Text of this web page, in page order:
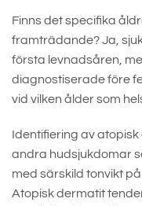
Finns det specifika
framträdande? Ja,
första levnadsåren,
diagnostiserade före
vid vilken ålder som
Identifiering av
andra hudsjukdomar
med särskild tonvikt
Atopisk dermatit